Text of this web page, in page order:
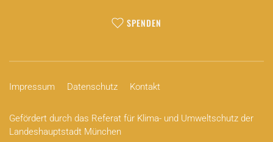
SPENDEN
Impressum Datenschutz Kontakt
Gefördert durch das Referat für Klima- und Umweltschutz der
Landeshauptstadt München